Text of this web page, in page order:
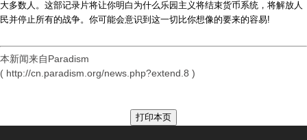
大多数人。这部记录片将让你明白为什么乐园主义将结束货币系统，将解放人
民并停止所有的战争。你可能会意识到这一切比你想像的要来的容易!
本新闻来自Paradism
( http://cn.paradism.org/news.php?extend.8 )